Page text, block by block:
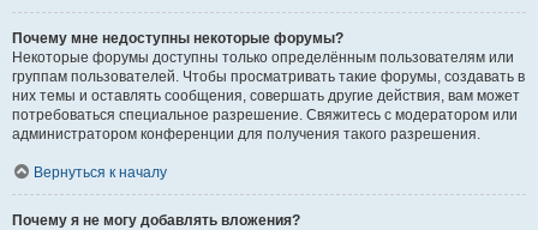
Почему мне недоступны некоторые форумы?
Некоторые форумы доступны только определённым пользователям или
группам пользователей. Чтобы просматривать такие форумы, создавать в
них темы и оставлять сообщения, совершать другие действия, вам может
потребоваться специальное разрешение. Свяжитесь с модератором или
администратором конференции для получения такого разрешения.
Вернуться к началу
Почему я не могу добавлять вложения?